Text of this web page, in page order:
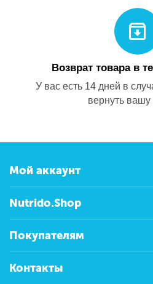
Возврат товара в
У вас есть 14 дней в
вернуть вашу
Мой аккаунт
Nutrido.Shop
Покупателям
Контакты